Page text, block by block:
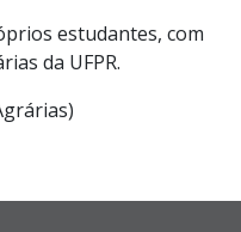
estudantes, com
da UFPR.